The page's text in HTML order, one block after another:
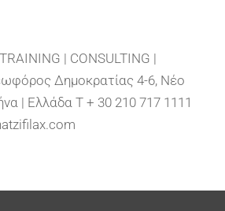
| CONSULTING |
Δημοκρατίας 4-6, Νέο
| Ελλάδα T + 30 210 717 1111